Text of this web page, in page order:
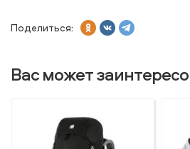
Поделиться:
Вас может